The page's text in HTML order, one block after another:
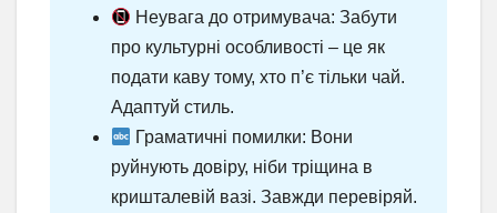
Неувага до отримувача: Забути
про культурні особливості – це як
подати каву тому, хто п’є тільки чай.
Адаптуй стиль.
Граматичні помилки: Вони
руйнують довіру, ніби тріщина в
кришталевій вазі. Завжди перевіряй.